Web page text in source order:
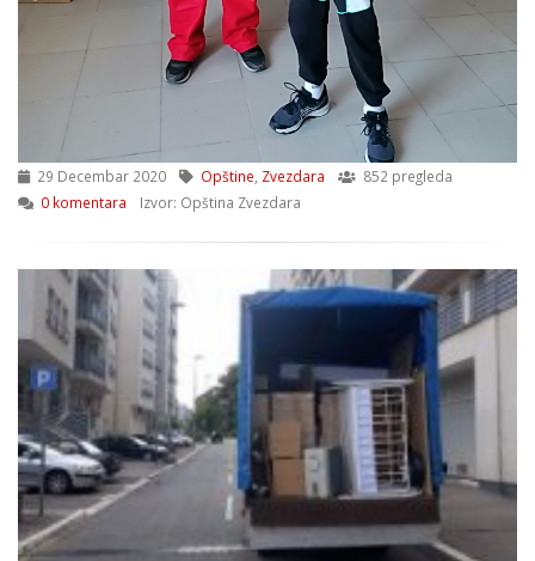
29 Decembar 2020 Opštine Zvezdara
852 pregleda
0 komentara
Izvor: Opština Zvezdara